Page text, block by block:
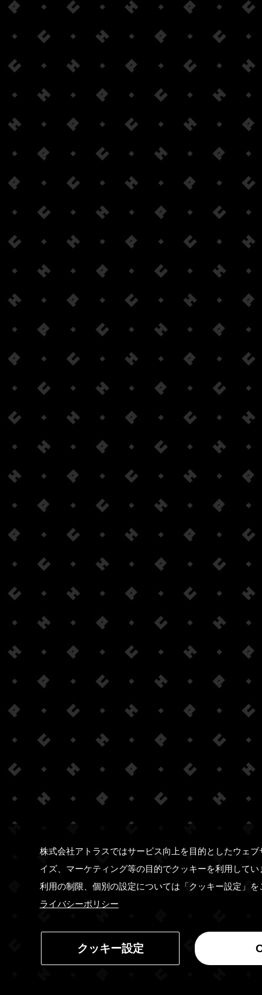
株式会社アトラスではサービス向上を目的としたウェ
イズ、マーケティング等の目的でクッキーを利用して
利用の制限、個別の設定については「クッキー設定」
ライバシーポリシー
クッキー設定